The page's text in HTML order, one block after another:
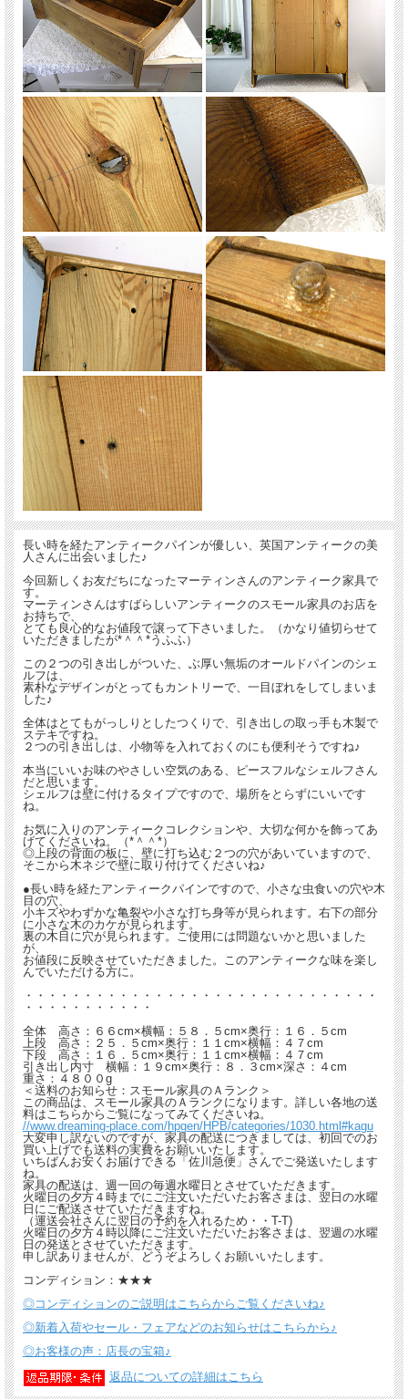
長い時を経たアンティークパインが優しい、英国アンティークの美
人さんに出会いました♪
今回新しくお友だちになったマーティンさんのアンティーク家具で
す。
マーティンさんはすばらしいアンティークのスモール家具のお店を
お持ちで、
とても良心的なお値段で譲って下さいました。（かなり値切らせて
いただきましたが*＾＾*うふふ）
この２つの引き出しがついた、ぶ厚い無垢のオールドパインのシェ
ルフは、
素朴なデザインがとってもカントリーで、一目ぼれをしてしまいま
した♪
全体はとてもがっしりとしたつくりで、引き出しの取っ手も木製で
ステキですね。
２つの引き出しは、小物等を入れておくのにも便利そうですね♪
本当にいいお味のやさしい空気のある、ピースフルなシェルフさん
だと思います。
シェルフは壁に付けるタイプですので、場所をとらずにいいです
ね。
お気に入りのアンティークコレクションや、大切な何かを飾ってあ
げてくださいね。（*＾＾*）
◎上段の背面の板に、壁に打ち込む２つの穴があいていますので、
そこから木ネジで壁に取り付けてくださいね♪
●長い時を経たアンティークパインですので、小さな虫食いの穴や木
目の穴、
小キズやわずかな亀裂や小さな打ち身等が見られます。右下の部分
に小さな木のカケが見られます。
裏の木目に穴が見られます。ご使用には問題ないかと思いました
が、
お値段に反映させていただきました。このアンティークな味を楽し
んでいただける方に。
・・・・・・・・・・・・・・・・・・・・・・・・・・・・・・
・・・・・・・・・・・
全体 高さ：６６cm×横幅：５８．５cm×奥行：１６．５cm
上段 高さ：２５．５cm×奥行：１１cm×横幅：４７cm
下段 高さ：１６．５cm×奥行：１１cm×横幅：４７cm
引き出し内寸 横幅：１９cm×奥行：８．３cm×深さ：４cm
重さ：４８００g
＜送料のお知らせ：スモール家具のＡランク＞
この商品は、スモール家具のＡランクになります。詳しい各地の送
料はこちらからご覧になってみてくださいね。
//www.dreaming-place.com/hpgen/HPB/categories/1030.html#kagu
大変申し訳ないのですが、家具の配送につきましては、初回でのお
買い上げでも送料の実費をお願いいたします。
いちばんお安くお届けできる「佐川急便」さんでご発送いたします
ね。
家具の配送は、週一回の毎週水曜日とさせていただきます。
火曜日の夕方４時までにご注文いただいたお客さまは、翌日の水曜
日にご配送させていただきますね。
（運送会社さんに翌日の予約を入れるため・・T-T)
火曜日の夕方４時以降にご注文いただいたお客さまは、翌週の水曜
日の発送とさせていただきます。
申し訳ありませんが、どうぞよろしくお願いいたします。
コンディション：★★★
◎コンディションのご説明はこちらからご覧くださいね♪
◎新着入荷やセール・フェアなどのお知らせはこちらから♪
◎お客様の声：店長の宝箱♪
返品についての詳細はこちら